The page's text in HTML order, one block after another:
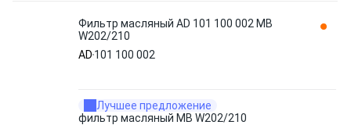
Фильтр масляный AD 101 100 002 MB
W202/210
AD 101 100 002
Лучшее предложение
фильтр масляный MB W202/210